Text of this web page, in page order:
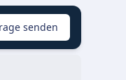
senden